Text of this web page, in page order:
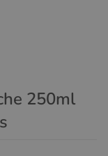
250ml